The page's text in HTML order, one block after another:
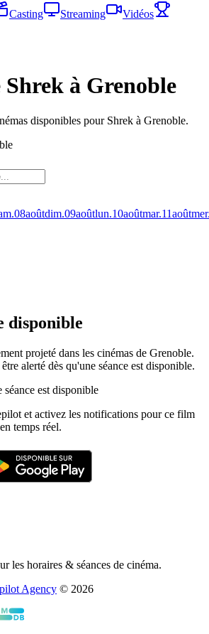
Casting Streaming
Vidéos
Shrek à Grenoble
disponibles pour Shrek à Grenoble.
08aoûtdim.09aoûtlun.10aoûtmar.11août
disponible
projeté dans les cinémas de Grenoble.
alerté dès qu'une séance est disponible.
séance est disponible
et activez les notifications pour ce film
temps réel.
les horaires & séances de cinéma.
Agency © 2026